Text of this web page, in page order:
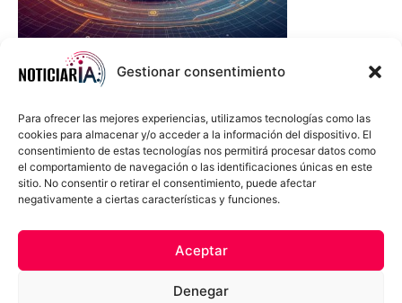
Gestionar consentimiento
Para ofrecer las mejores experiencias, utilizamos tecnologías como las
cookies para almacenar y/o acceder a la información del dispositivo. El
consentimiento de estas tecnologías nos permitirá procesar datos como
el comportamiento de navegación o las identificaciones únicas en este
sitio. No consentir o retirar el consentimiento, puede afectar
negativamente a ciertas características y funciones.
Aceptar
Denegar
Política de cookies
Términos y Condiciones
Aviso Sobre el Uso de IA